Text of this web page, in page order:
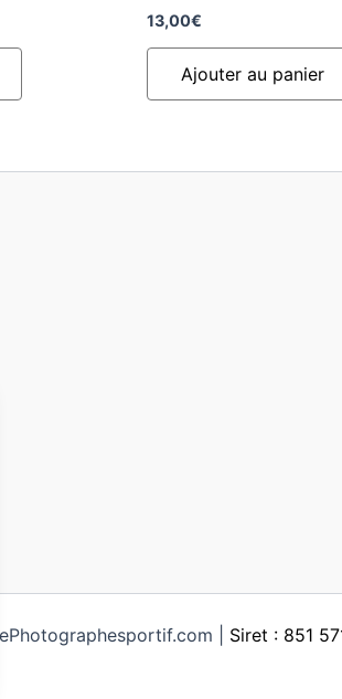
13,00€
Ajouter au panier
| Siret : 851